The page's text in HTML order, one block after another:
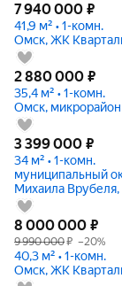
7 940 000 ₽
41,9 м² • 1-комн.
Омск, ЖК
2 880 000 ₽
35,4 м² • 1-комн.
Омск,
3 399 000 ₽
34 м² • 1-комн.
муниципальный
Михаила Врубеля,
9 990 000₽ –20%
8 000 000 ₽
40,3 м² • 1-комн.
Омск, ЖК